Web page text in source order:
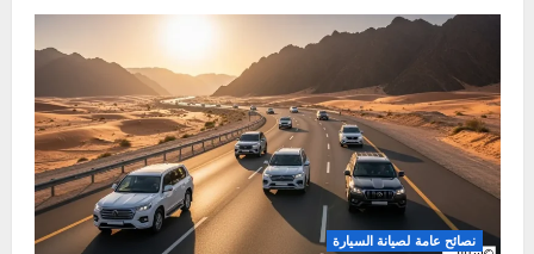
بالانزعاج وكأن مظهرها بالكامل قد تغير؟ لا...
عن
إصلاح
خدوش
السيارة
–
دليلك
الكامل
لأنواعها
وطرق
علاجها